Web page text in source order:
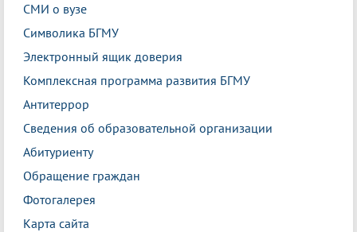
СМИ о вузе
Символика БГМУ
Электронный ящик доверия
Комплексная программа развития БГМУ
Антитеррор
Сведения об образовательной организации
Абитуриенту
Обращение граждан
Фотогалерея
Карта сайта